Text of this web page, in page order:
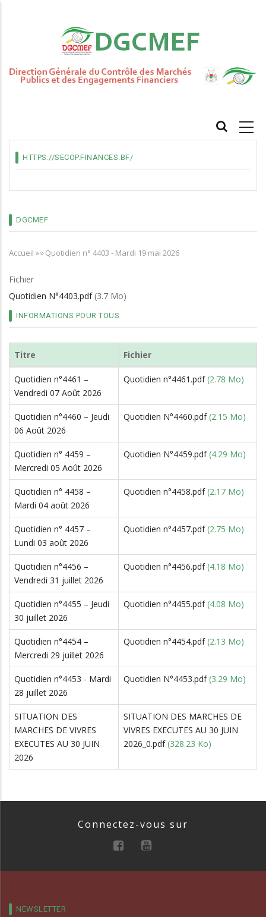
HTTPS://SECOP.FINANCES.BF/
DGCMEF
Fil
d'Ariane
Accueil »»Quotidien n° 4403 - Mardi 19 mai 2026
Fichier
Quotidien N°4403.pdf (3.7 Mo)
INFORMATIONS POUR TOUS
Titre Fichier
Quotidien n°4461 –
Vendredi 07 Août 2026
Quotidien n°4461.pdf (2.78 Mo)
Quotidien n°4460 – Jeudi
06 Août 2026
Quotidien N°4460.pdf (2.15 Mo)
Quotidien n° 4459 –
Mercredi 05 Août 2026
Quotidien N°4459.pdf (4.29 Mo)
Quotidien n° 4458 –
Mardi 04 août 2026
Quotidien n°4458.pdf (2.17 Mo)
Quotidien n° 4457 –
Lundi 03 août 2026
Quotidien n°4457.pdf (2.75 Mo)
Quotidien n°4456 –
Vendredi 31 juillet 2026
Quotidien n°4456.pdf (4.18 Mo)
Quotidien n°4455 – Jeudi
30 juillet 2026
Quotidien n°4455.pdf (4.08 Mo)
Quotidien n°4454 –
Mercredi 29 juillet 2026
Quotidien n°4454.pdf (2.13 Mo)
Quotidien n°4453 - Mardi
28 juillet 2026
Quotidien N°4453.pdf (3.29 Mo)
SITUATION DES
MARCHES DE VIVRES
EXECUTES AU 30 JUIN
2026
SITUATION DES MARCHES DE
VIVRES EXECUTES AU 30 JUIN
2026_0.pdf (328.23 Ko)
Connectez-vous sur
NEWSLETTER